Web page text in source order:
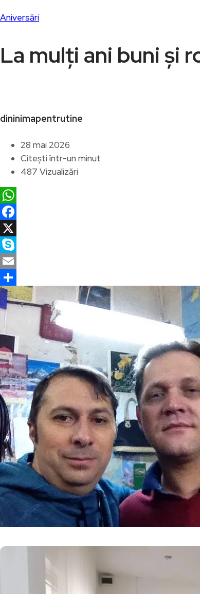
Aniversări
La mulți ani buni și
dininimapentrutine
28 mai 2026
Citești într-un minut
487 Vizualizări
WhatsApp
Facebook
X
Skype
Email
Partajează